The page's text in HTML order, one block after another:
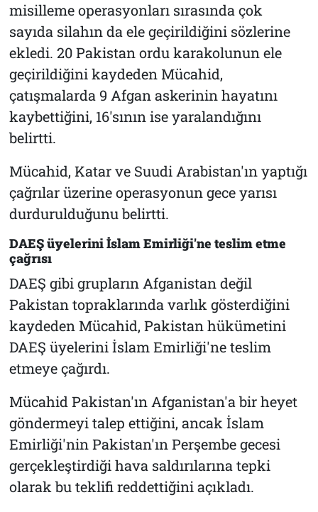
misilleme operasyonları sırasında çok
sayıda silahın da ele geçirildiğini sözlerine
ekledi. 20 Pakistan ordu karakolunun ele
geçirildiğini kaydeden Mücahid,
çatışmalarda 9 Afgan askerinin hayatını
kaybettiğini, 16'sının ise yaralandığını
belirtti.
Mücahid, Katar ve Suudi Arabistan'ın yaptığı
çağrılar üzerine operasyonun gece yarısı
durdurulduğunu belirtti.
DAEŞ üyelerini İslam Emirliği'ne teslim etme
çağrısı
DAEŞ gibi grupların Afganistan değil
Pakistan topraklarında varlık gösterdiğini
kaydeden Mücahid, Pakistan hükümetini
DAEŞ üyelerini İslam Emirliği'ne teslim
etmeye çağırdı.
Mücahid Pakistan'ın Afganistan'a bir heyet
göndermeyi talep ettiğini, ancak İslam
Emirliği'nin Pakistan'ın Perşembe gecesi
gerçekleştirdiği hava saldırılarına tepki
olarak bu teklifi reddettiğini açıkladı.